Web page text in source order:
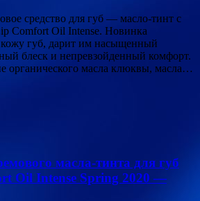
средство для губ — масло-тинт с
Сomfort Oil Intense. Новинка
кожу губ, дарит им насыщенный
блеск и непревзойденный комфорт.
органического масла клюквы, масла…
масла-тинта для губ
Oil Intense Spring 2020 —